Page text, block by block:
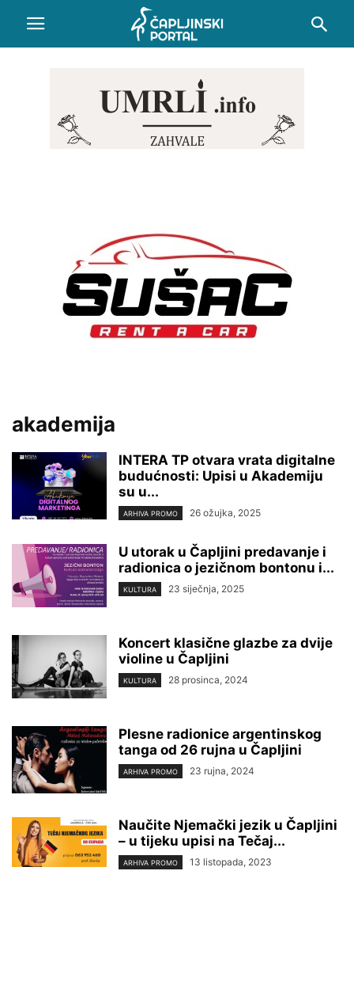
akademija
INTERA TP otvara vrata digitalne
budućnosti: Upisi u Akademiju
su u...
ARHIVA PROMO 26 ožujka, 2025
U utorak u Čapljini predavanje i
radionica o jezičnom bontonu i...
KULTURA 23 siječnja, 2025
Koncert klasične glazbe za dvije
violine u Čapljini
KULTURA 28 prosinca, 2024
Plesne radionice argentinskog
tanga od 26 rujna u Čapljini
ARHIVA PROMO 23 rujna, 2024
Naučite Njemački jezik u Čapljini
– u tijeku upisi na Tečaj...
ARHIVA PROMO 13 listopada, 2023